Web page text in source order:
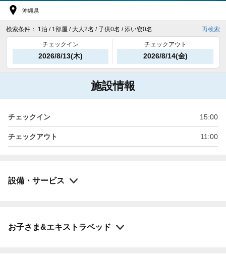
沖縄県
検索条件： 1泊 / 1部屋 / 大人2名 / 子供0名 / 添い寝0名 再検索
チェックイン
2026/8/13(木)
チェックアウト
2026/8/14(金)
施設情報
チェックイン 15:00
チェックアウト 11:00
設備・サービス
お子さま&エキストラベッド